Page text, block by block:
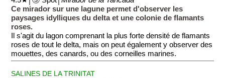
Ce mirador sur une lagune permet d'observer les
paysages idylliques du delta et une colonie de flamants
roses.
Il s'agit du lagon comprenant la plus forte densité de flamants
roses de tout le delta, mais on peut également y observer des
mouettes, des canards, ou des corneilles marines.
SALINES DE LA TRINITAT